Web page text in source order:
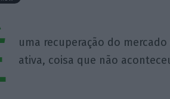
uma recuperação do
ativa, coisa que não